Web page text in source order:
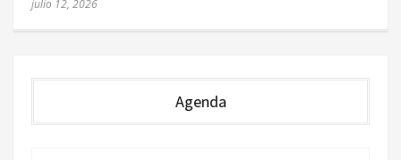
julio 12, 2026
Agenda